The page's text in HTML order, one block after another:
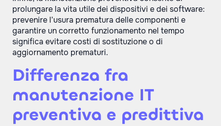
prolungare la vita utile dei dispositivi e dei software:
prevenire l’usura prematura delle componenti e
garantire un corretto funzionamento nel tempo
significa evitare costi di sostituzione o di
aggiornamento prematuri.
Differenza fra
manutenzione IT
preventiva e predittiva